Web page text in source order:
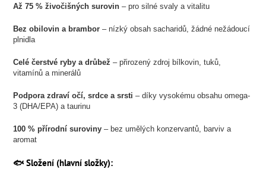
Až 75 % živočišných surovin – pro silné svaly a vitalitu
Bez obilovin a brambor – nízký obsah sacharidů, žádné nežádoucí
plnidla
Celé čerstvé ryby a drůbež – přirozený zdroj bílkovin, tuků,
vitamínů a minerálů
Podpora zdraví očí, srdce a srsti – díky vysokému obsahu omega-
3 (DHA/EPA) a taurinu
100 % přírodní suroviny – bez umělých konzervantů, barviv a
aromat
🐟 Složení (hlavní složky):